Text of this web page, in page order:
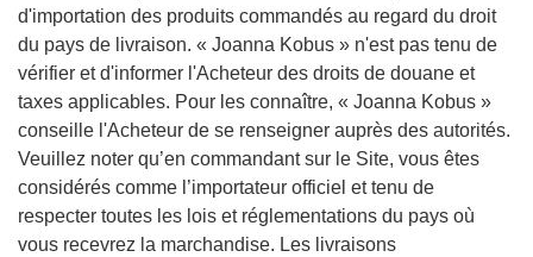
d'importation des produits commandés au regard du droit
du pays de livraison. « Joanna Kobus » n'est pas tenu de
vérifier et d'informer l'Acheteur des droits de douane et
taxes applicables. Pour les connaître, « Joanna Kobus »
conseille l'Acheteur de se renseigner auprès des autorités.
Veuillez noter qu’en commandant sur le Site, vous êtes
considérés comme l’importateur officiel et tenu de
respecter toutes les lois et réglementations du pays où
vous recevrez la marchandise. Les livraisons